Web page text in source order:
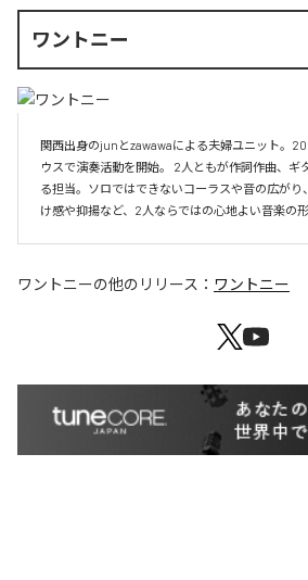
ワントニー
関西出身のjunとzawawaによる夫婦ユニット。
ウスで演奏活動を開始。 2人ともが作詞作曲、ギ
る担当。ソロではできないコーラスや音の広が
け感や抑揚など、2人ならではの心地よい音楽の形
ワントニーの他のリリース： ワントニー